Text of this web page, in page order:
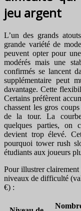
jeu argent
L’un des grands
grande variété de
peuvent opter pour
modérés mais une
confirmés se lancent
supplémentaire peut
davantage. Cette
Certains préfèrent
chassent les gros
de la tour. La courbe
quelques parties, on
devient trop élevé.
pourquoi tower rush
étudiants aux joueurs
Pour illustrer
niveaux de difficulté
€) :